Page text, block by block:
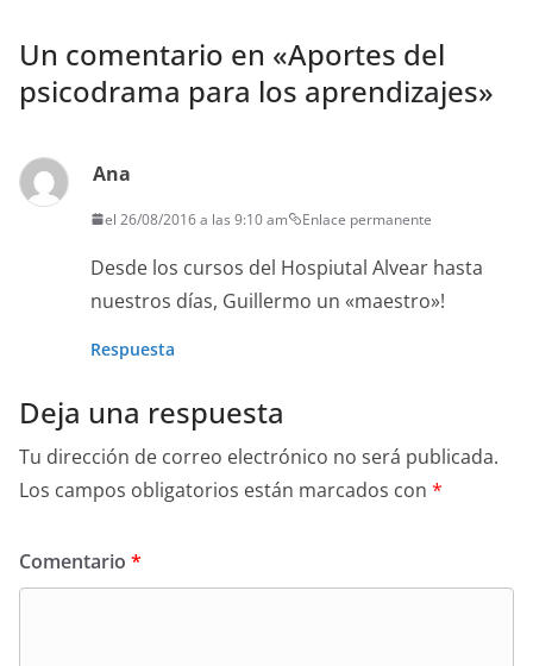
Un comentario en «Aportes del
psicodrama para los aprendizajes»
Ana
el 26/08/2016 a las 9:10 am Enlace permanente
Desde los cursos del Hospiutal Alvear hasta
nuestros días, Guillermo un «maestro»!
Respuesta
Deja una respuesta
Tu dirección de correo electrónico no será publicada.
Los campos obligatorios están marcados con *
Comentario *